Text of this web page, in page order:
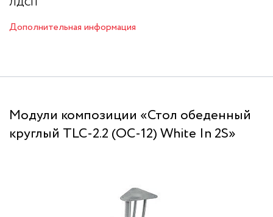
ЛДСП
Дополнительная информация
Модули композиции «Стол обеденный
круглый TLC-2.2 (ОС-12) White In 2S»